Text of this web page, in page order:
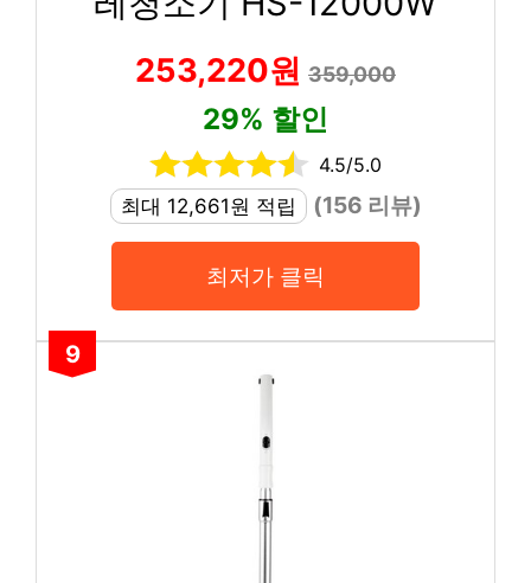
253,220원 359,000
29% 할인
4.5/5.0
최대 12,661원 적립
(156 리뷰)
최저가 클릭
9